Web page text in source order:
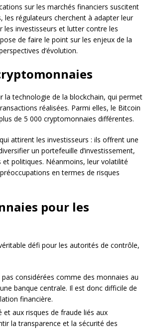
sur les marchés financiers suscitent
les régulateurs cherchent à adapter leur
investisseurs et lutter contre les
de faire le point sur les enjeux de la
d’évolution.
la technologie de la blockchain, qui permet
réalisées. Parmi elles, le Bitcoin
de 5 000 cryptomonnaies différentes.
attirent les investisseurs : ils offrent une
un portefeuille d’investissement,
politiques. Néanmoins, leur volatilité
en termes de risques
pour les
défi pour les autorités de contrôle,
considérées comme des monnaies au
banque centrale. Il est donc difficile de
financière.
et aux risques de fraude liés aux
la transparence et la sécurité des